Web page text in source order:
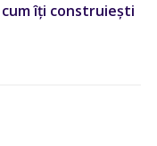
îți construiești